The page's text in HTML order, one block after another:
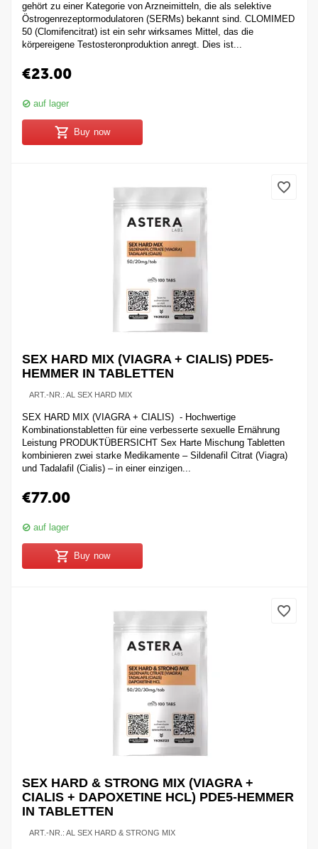
gehört zu einer Kategorie von Arzneimitteln, die als selektive
Östrogenrezeptormodulatoren (SERMs) bekannt sind. CLOMIMED
50 (Clomifencitrat) ist ein sehr wirksames Mittel, das die
körpereigene Testosteronproduktion anregt. Dies ist...
€23.00
auf lager
Buy now
SEX HARD MIX (VIAGRA + CIALIS) PDE5-
HEMMER IN TABLETTEN
ART.-NR.: AL SEX HARD MIX
SEX HARD MIX (VIAGRA + CIALIS) - Hochwertige
Kombinationstabletten für eine verbesserte sexuelle Ernährung
Leistung PRODUKTÜBERSICHT Sex Harte Mischung Tabletten
kombinieren zwei starke Medikamente – Sildenafil Citrat (Viagra)
und Tadalafil (Cialis) – in einer einzigen...
€77.00
auf lager
Buy now
SEX HARD & STRONG MIX (VIAGRA +
CIALIS + DAPOXETINE HCL) PDE5-HEMMER
IN TABLETTEN
ART.-NR.: AL SEX HARD & STRONG MIX